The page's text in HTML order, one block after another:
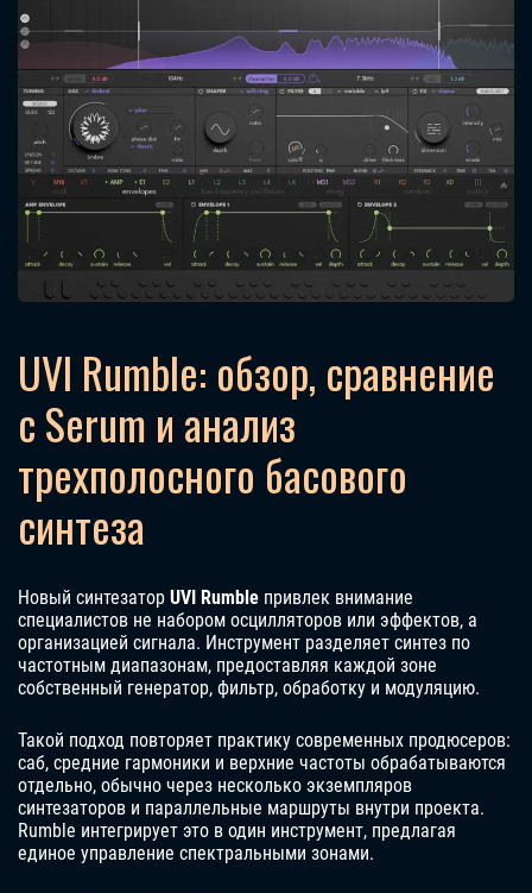
UVI Rumble: обзор, сравнение
с Serum и анализ
трехполосного басового
синтеза
Новый синтезатор UVI Rumble привлек внимание
специалистов не набором осцилляторов или эффектов, а
организацией сигнала. Инструмент разделяет синтез по
частотным диапазонам, предоставляя каждой зоне
собственный генератор, фильтр, обработку и модуляцию.
Такой подход повторяет практику современных продюсеров:
саб, средние гармоники и верхние частоты обрабатываются
отдельно, обычно через несколько экземпляров
синтезаторов и параллельные маршруты внутри проекта.
Rumble интегрирует это в один инструмент, предлагая
единое управление спектральными зонами.